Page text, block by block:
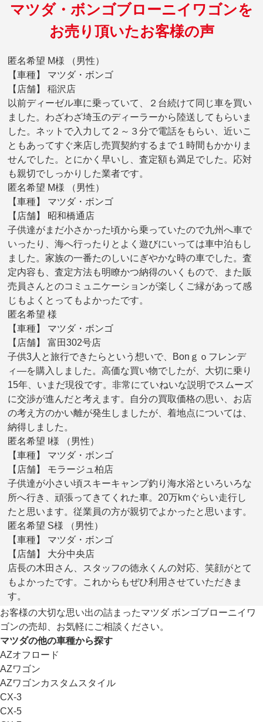
マツダ・ボンゴブローニイワゴンを
お売り頂いたお客様の声
匿名希望 M様 （男性）
【車種】 マツダ・ボンゴ
【店舗】 稲沢店
以前ディーゼル車に乗っていて、２台続けて同じ車を買い
ました。わざわざ埼玉のディーラーから陸送してもらいま
した。ネットで入力して２～３分で電話をもらい、近いこ
ともあってすぐ来店し売買契約するまで１時間もかかりま
せんでした。とにかく早いし、査定額も満足でした。応対
も親切でしっかりした業者です。
匿名希望 M様 （男性）
【車種】 マツダ・ボンゴ
【店舗】 昭和橋通店
子供達がまだ小さかった頃から乗っていたので九州へ車で
いったり、海へ行ったりとよく遊びにいっては車中泊もし
ました。家族の一番たのしいにぎやかな時の車でした。査
定内容も、査定方法も明瞭かつ納得のいくもので、また販
売員さんとのコミュニケーションが楽しくご縁があって感
じもよくとってもよかったです。
匿名希望 様
【車種】 マツダ・ボンゴ
【店舗】 富田302号店
子供3人と旅行できたらという想いで、Bonｇｏフレンデ
ィ―を購入しました。高価な買い物でしたが、大切に乗り
15年、いまだ現役です。非常にていねいな説明でスムーズ
に交渉が進んだと考えます。自分の買取価格の思い、お店
の考え方のかい離が発生しましたが、着地点については、
納得しました。
匿名希望 I様 （男性）
【車種】 マツダ・ボンゴ
【店舗】 モラージュ柏店
子供達が小さい頃スキーキャンプ釣り海水浴といろいろな
所へ行き、頑張ってきてくれた車。20万kmぐらい走行し
たと思います。従業員の方が親切でよかったと思います。
匿名希望 S様 （男性）
【車種】 マツダ・ボンゴ
【店舗】 大分中央店
店長の木田さん、スタッフの徳永くんの対応、笑顔がとて
もよかったです。これからもぜひ利用させていただきま
す。
お客様の大切な思い出の詰まったマツダ ボンゴブローニイワ
ゴンの売却、お気軽にご相談ください。
マツダの他の車種から探す
AZオフロード
AZワゴン
AZワゴンカスタムスタイル
CX-3
CX-5